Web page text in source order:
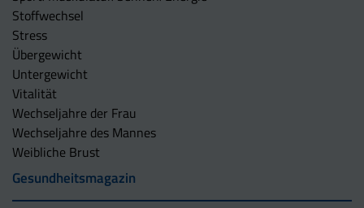
Stoffwechsel
Stress
Übergewicht
Untergewicht
Vitalität
Wechseljahre der Frau
Wechseljahre des Mannes
Weibliche Brust
Gesundheitsmagazin